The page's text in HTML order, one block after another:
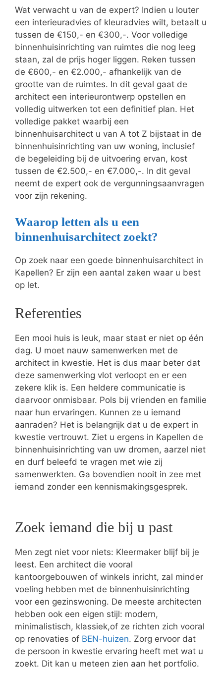
Wat verwacht u van de expert? Indien u louter
een interieuradvies of kleuradvies wilt, betaalt u
tussen de €150,- en €300,-. Voor volledige
binnenhuisinrichting van ruimtes die nog leeg
staan, zal de prijs hoger liggen. Reken tussen
de €600,- en €2.000,- afhankelijk van de
grootte van de ruimtes. In dit geval gaat de
architect een interieurontwerp opstellen en
volledig uitwerken tot een definitief plan. Het
volledige pakket waarbij een
binnenhuisarchitect u van A tot Z bijstaat in de
binnenhuisinrichting van uw woning, inclusief
de begeleiding bij de uitvoering ervan, kost
tussen de €2.500,- en €7.000,-. In dit geval
neemt de expert ook de vergunningsaanvragen
voor zijn rekening.
Waarop letten als u een
binnenhuisarchitect zoekt?
Op zoek naar een goede binnenhuisarchitect in
Kapellen? Er zijn een aantal zaken waar u best
op let.
Referenties
Een mooi huis is leuk, maar staat er niet op één
dag. U moet nauw samenwerken met de
architect in kwestie. Het is dus maar beter dat
deze samenwerking vlot verloopt en er een
zekere klik is. Een heldere communicatie is
daarvoor onmisbaar. Pols bij vrienden en familie
naar hun ervaringen. Kunnen ze u iemand
aanraden? Het is belangrijk dat u de expert in
kwestie vertrouwt. Ziet u ergens in Kapellen de
binnenhuisinrichting van uw dromen, aarzel niet
en durf beleefd te vragen met wie zij
samenwerkten. Ga bovendien nooit in zee met
iemand zonder een kennismakingsgesprek.
Zoek iemand die bij u past
Men zegt niet voor niets: Kleermaker blijf bij je
leest. Een architect die vooral
kantoorgebouwen of winkels inricht, zal minder
voeling hebben met de binnenhuisinrichting
voor een gezinswoning. De meeste architecten
hebben ook een eigen stijl: modern,
minimalistisch, klassiek,of ze richten zich vooral
op renovaties of BEN-huizen. Zorg ervoor dat
de persoon in kwestie ervaring heeft met wat u
zoekt. Dit kan u meteen zien aan het portfolio.